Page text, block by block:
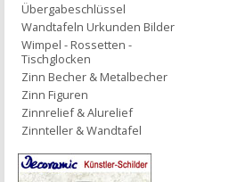
Übergabeschlüssel
Wandtafeln Urkunden Bilder
Wimpel - Rossetten -
Tischglocken
Zinn Becher & Metalbecher
Zinn Figuren
Zinnrelief & Alurelief
Zinnteller & Wandtafel